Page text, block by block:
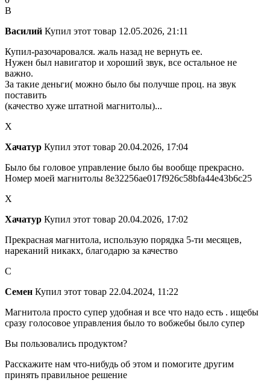
В
Василий Купил этот товар 12.05.2026, 21:11
Купил-разочаровался. жаль назад не вернуть ее.
Нужен был навигатор и хороший звук, все остальное не
важно.
За такие деньги( можно было бы получше проц. на звук
поставить
(качество хуже штатной магнитолы)...
Х
Хачатур Купил этот товар 20.04.2026, 17:04
Было бы головое управление было бы вообще прекрасно.
Номер моей магнитолы 8e32256ae017f926c58bfa44e43b6c25
Х
Хачатур Купил этот товар 20.04.2026, 17:02
Прекрасная магнитола, использую порядка 5-ти месяцев,
нареканий никакх, благодарю за качество
С
Семен Купил этот товар 22.04.2024, 11:22
Магнитола просто супер удобная и все что надо есть . ищебы
сразу голосовое управления было то вобжебы было супер
Вы пользовались продуктом?
Расскажите нам что-нибудь об этом и помогите другим
принять правильное решение